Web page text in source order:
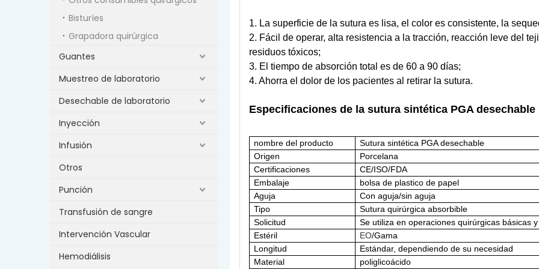
Bisturíes
Grapadora quirúrgica
Guantes
Muestreo de laboratorio
Desechable de laboratorio
Inyección
Infusión
Otros
Punción
Transfusión de sangre
Intervención Vascular
Hemodiálisis
1. La superficie de la sutura es lisa, el color es consistente, la
2. Fácil de operar, alta resistencia a la tracción, reacción leve del
residuos tóxicos;
3. El tiempo de absorción total es de 60 a 90 días;
4. Ahorra el dolor de los pacientes al retirar la sutura.
Especificaciones de la sutura sintética PGA desechable
nombre del producto
Sutura sintética PGA desechable
Origen
Porcelana
Certificaciones
CE/ISO/FDA
Embalaje
bolsa de plastico de papel
Aguja
Con aguja/sin aguja
Tipo
Sutura quirúrgica absorbible
Solicitud
Se utiliza en operaciones quirúrgicas básicas
Estéril
EO/Gama
Longitud
Estándar, dependiendo de su necesidad
Material
poliglicoácido